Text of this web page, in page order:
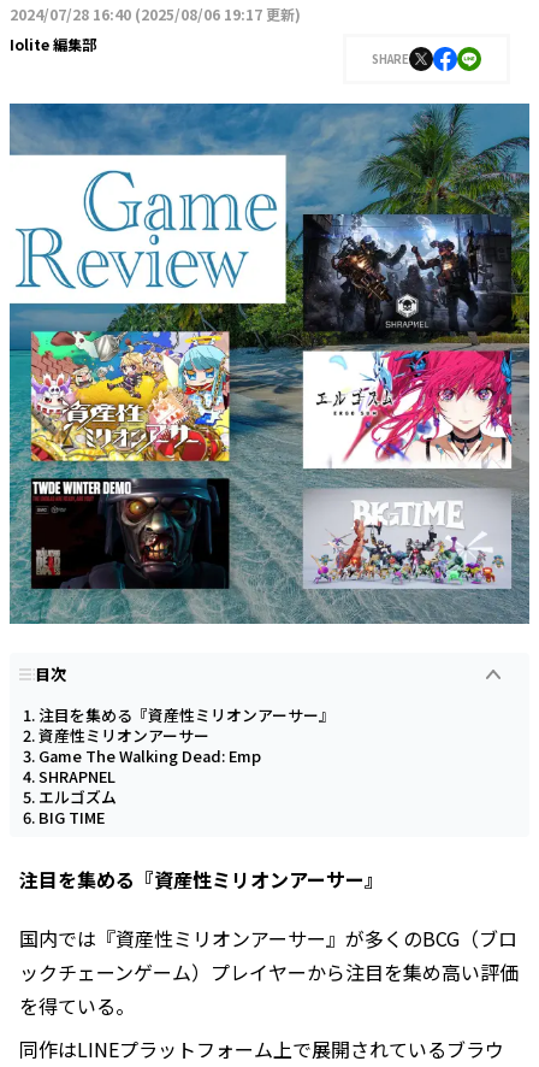
2024/07/28 16:40 (2025/08/06 19:17 更新)
Iolite 編集部
SHARE
目次
注目を集める『資産性ミリオンアーサー』
資産性ミリオンアーサー
Game The Walking Dead: Emp
SHRAPNEL
エルゴズム
BIG TIME
注目を集める『資産性ミリオンアーサー』
国内では『資産性ミリオンアーサー』が多くのBCG（ブロ
ックチェーンゲーム）プレイヤーから注目を集め高い評価
を得ている。
同作はLINEプラットフォーム上で展開されているブラウ